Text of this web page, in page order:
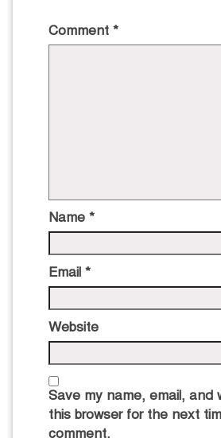
Comment *
Name *
Email *
Website
Save my name, email, and
this browser for the next
comment.